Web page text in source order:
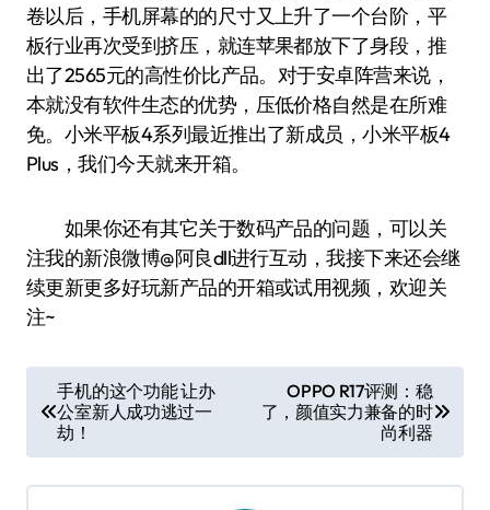
卷以后，手机屏幕的的尺寸又上升了一个台阶，平
板行业再次受到挤压，就连苹果都放下了身段，推
出了2565元的高性价比产品。对于安卓阵营来说，
本就没有软件生态的优势，压低价格自然是在所难
免。小米平板4系列最近推出了新成员，小米平板4
Plus，我们今天就来开箱。
如果你还有其它关于数码产品的问题，可以关
注我的新浪微博@阿良dll进行互动，我接下来还会继
续更新更多好玩新产品的开箱或试用视频，欢迎关
注~
章
导
航
手机的这个功能 让办
公室新人成功逃过一
劫！
OPPO R17评测：稳
了，颜值实力兼备的时
尚利器